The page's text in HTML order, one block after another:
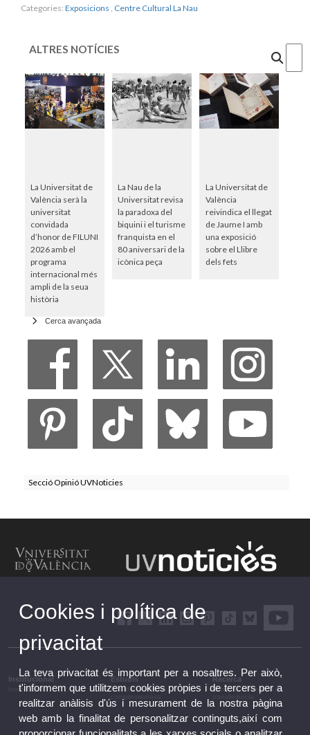
Categories: Exposicions Centre Cultural La Nau
ALTRES NOTÍCIES
La Universitat de
València serà la
universitat
convidada
d’honor de FILUNI
2026 amb el
programa
internacional més
ampli de la seua
història
La Nau de la
Universitat revisa
la paradoxa del
biquini i el turisme
franquista en el
80 aniversari de la
icònica peça
La Universitat de
València
reivindica el llegat
de Jaume I amb
una exposició
sobre el Llibre
dels fets
Cerca avançada
Secció Opinió UVNoticies
Institucional
Institucional
Estudis
Estudis i formació
Recerca
Recerca, innovació i
Cookies i política de
privacitat
La teva privacitat és important per a nosaltres. Per això,
t'informem que utilitzem cookies pròpies i de tercers per a
realitzar anàlisis d'ús i mesurament de la nostra pàgina
web amb la finalitat de personalitzar continguts,així com